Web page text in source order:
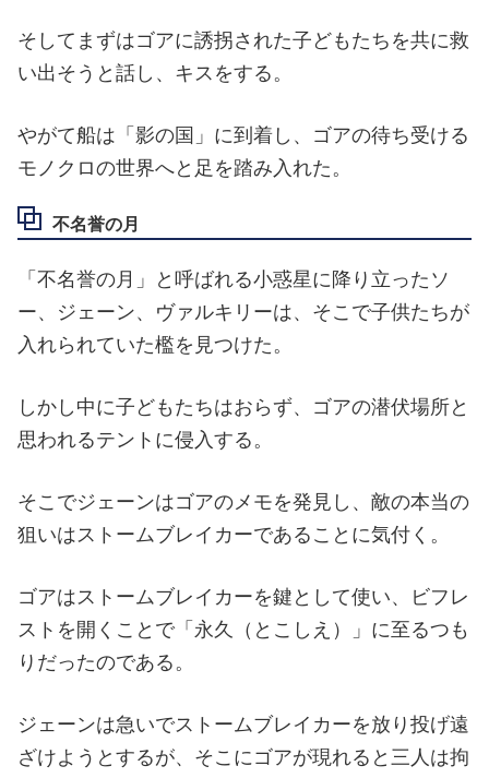
そしてまずはゴアに誘拐された子どもたちを共に救
い出そうと話し、キスをする。
やがて船は「影の国」に到着し、ゴアの待ち受ける
モノクロの世界へと足を踏み入れた。
不名誉の月
「不名誉の月」と呼ばれる小惑星に降り立ったソ
ー、ジェーン、ヴァルキリーは、そこで子供たちが
入れられていた檻を見つけた。
しかし中に子どもたちはおらず、ゴアの潜伏場所と
思われるテントに侵入する。
そこでジェーンはゴアのメモを発見し、敵の本当の
狙いはストームブレイカーであることに気付く。
ゴアはストームブレイカーを鍵として使い、ビフレ
ストを開くことで「永久（とこしえ）」に至るつも
りだったのである。
ジェーンは急いでストームブレイカーを放り投げ遠
ざけようとするが、そこにゴアが現れると三人は拘